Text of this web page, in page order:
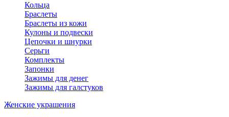
Кольца
Браслеты
Браслеты из кожи
Кулоны и подвески
Цепочки и шнурки
Серьги
Комплекты
Запонки
Зажимы для денег
Зажимы для галстуков
Женские украшения